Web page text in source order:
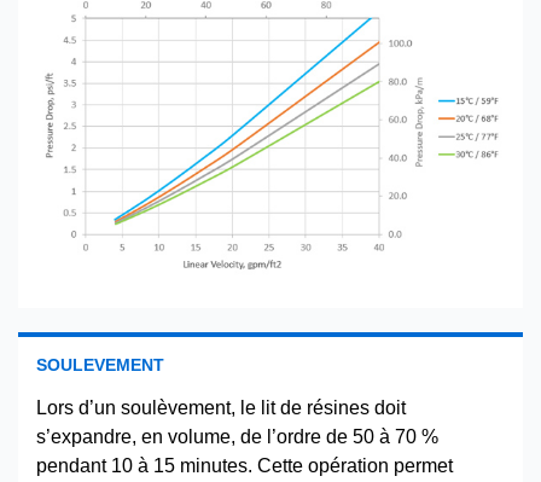
SOULEVEMENT
Lors d’un soulèvement, le lit de résines doit
s’expandre, en volume, de l’ordre de 50 à 70 %
pendant 10 à 15 minutes. Cette opération permet